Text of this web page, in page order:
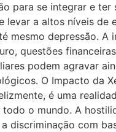
para se integrar e ter
levar a altos níveis de
mesmo depressão. A
questões
podem agravar
O Impacto da
é uma
todo o mundo. A
discriminação com